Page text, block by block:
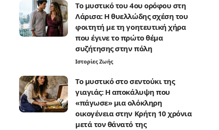
Το μυστικό του 4ου ορόφου στη
Λάρισα: Η θυελλώδης σχέση του
φοιτητή με τη γοητευτική χήρα
που έγινε το πρώτο θέμα
συζήτησης στην πόλη
Ιστορίες Ζωής
Το μυστικό στο σεντούκι της
γιαγιάς: Η αποκάλυψη που
«πάγωσε» μια ολόκληρη
οικογένεια στην Κρήτη 10 χρόνια
μετά τον θάνατό της